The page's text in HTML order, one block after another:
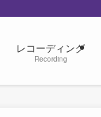
レコーディング
Recording